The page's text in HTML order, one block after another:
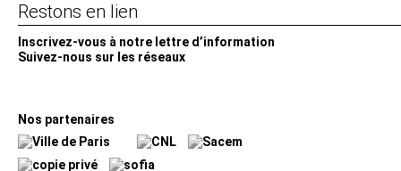
Restons en lien
Inscrivez-vous à notre lettre d’information
Suivez-nous sur les réseaux
Nos partenaires